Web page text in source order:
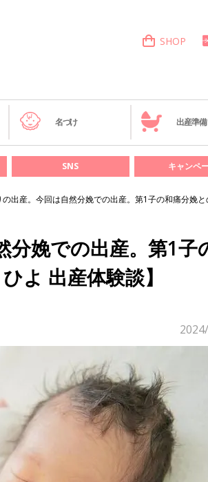
SHOP
名づけ 出産準備
SNS キャンペ
出産。今回は自然分娩での出産。第1子の和痛分娩と
分娩での出産。第1子
よ 出産体験談】